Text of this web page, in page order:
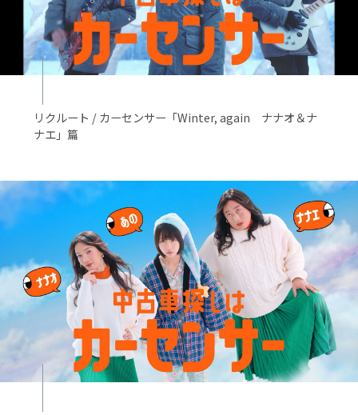
リクルート / カーセンサー「Winter, again ナナオ＆ナ
ナエ」篇